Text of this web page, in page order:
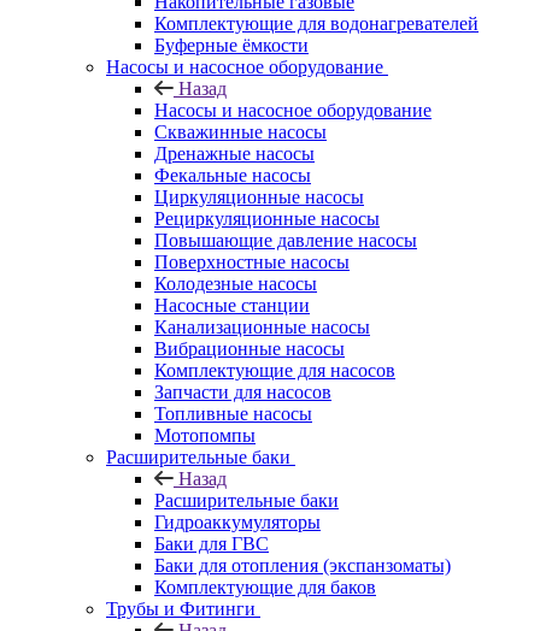
Комплектующие для водонагревателей
Буферные ёмкости
Насосы и насосное оборудование
Назад
Насосы и насосное оборудование
Скважинные насосы
Дренажные насосы
Фекальные насосы
Циркуляционные насосы
Рециркуляционные насосы
Повышающие давление насосы
Поверхностные насосы
Колодезные насосы
Насосные станции
Канализационные насосы
Вибрационные насосы
Комплектующие для насосов
Запчасти для насосов
Топливные насосы
Мотопомпы
Расширительные баки
Назад
Расширительные баки
Гидроаккумуляторы
Баки для ГВС
Баки для отопления (экспанзоматы)
Комплектующие для баков
Трубы и Фитинги